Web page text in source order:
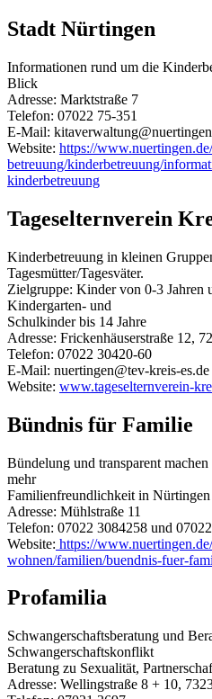
Stadt Nürtingen
Informationen rund um die
Blick
Adresse: Marktstraße 7
Telefon: 07022 75-351
E-Mail:
Website: https://
betreuung/kinderbetreuung/
kinderbetreuung
Tageselternverein
Kinderbetreuung in kleinen
Tagesmütter/Tagesväter.
Zielgruppe: Kinder von 0-3 Jahren
Kindergarten- und
Schulkinder bis 14 Jahre
Adresse: Frickenhäuserstraße 12,
Telefon: 07022 30420-60
E-Mail: nuertingen@tev-kreis-es.de
Website: www.tageselternverein-
Bündnis für Familie
Bündelung und transparent
mehr
Familienfreundlichkeit in Nürtingen
Adresse: Mühlstraße 11
Telefon: 07022 3084258 und
Website: https://
wohnen/familien/buendnis-fuer-
Profamilia
Schwangerschaftsberatung und
Schwangerschaftskonflikt
Beratung zu Sexualität,
Adresse: Wellingstraße 8 + 10,